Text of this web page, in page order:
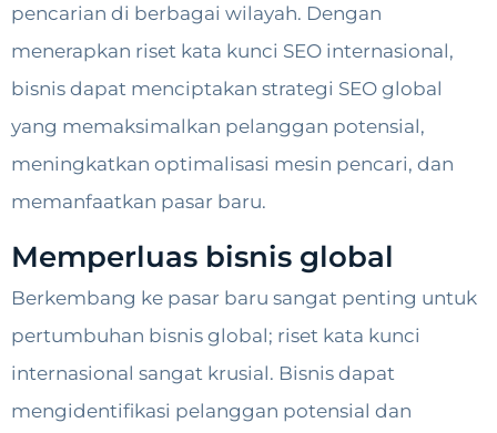
pencarian di berbagai wilayah. Dengan
menerapkan riset kata kunci SEO internasional,
bisnis dapat menciptakan strategi SEO global
yang memaksimalkan pelanggan potensial,
meningkatkan optimalisasi mesin pencari, dan
memanfaatkan pasar baru.
Memperluas bisnis global
Berkembang ke pasar baru sangat penting untuk
pertumbuhan bisnis global; riset kata kunci
internasional sangat krusial. Bisnis dapat
mengidentifikasi pelanggan potensial dan